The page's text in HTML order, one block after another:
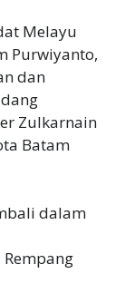
Melayu
Purwiyanto,
dan
Zulkarnain
Batam
dalam